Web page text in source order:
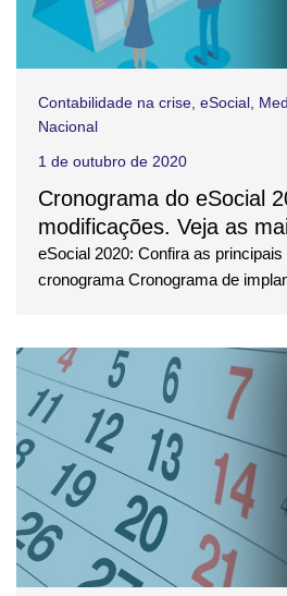
Contabilidade na crise, eSocial,
Nacional
1 de outubro de 2020
Cronograma do eSocial
modificações. Veja as
eSocial 2020: Confira as
cronograma Cronograma de